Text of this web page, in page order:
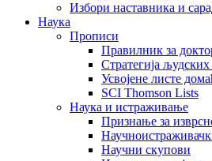
Избори наставника и
Наука
Прописи
Правилник за
Стратегија
Усвојене листе
SCI Thomson Lists
Наука и истраживање
Признање за
Научни скупови